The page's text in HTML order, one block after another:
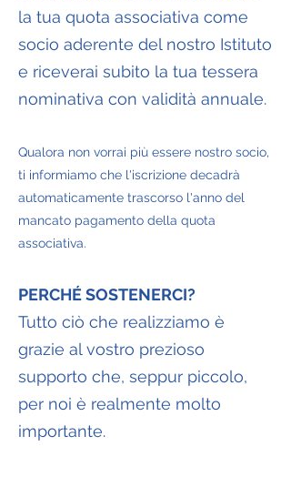
la tua quota associativa come
socio aderente del nostro Istituto
e riceverai subito la tua tessera
nominativa con validità annuale.
Qualora non vorrai più essere nostro socio,
ti informiamo che l'iscrizione decadrà
automaticamente trascorso l'anno del
mancato pagamento della quota
associativa.
PERCHÉ SOSTENERCI?
Tutto ciò che realizziamo è
grazie al vostro prezioso
supporto che, seppur piccolo,
per noi è realmente molto
importante.